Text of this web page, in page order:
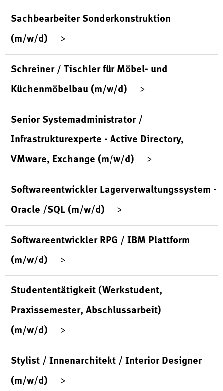
Sachbearbeiter Sonderkonstruktion
(m/w/d)
Schreiner / Tischler für Möbel- und
Küchenmöbelbau (m/w/d)
Senior Systemadministrator /
Infrastrukturexperte - Active Directory,
VMware, Exchange (m/w/d)
Softwareentwickler Lagerverwaltungssystem -
Oracle /SQL (m/w/d)
Softwareentwickler RPG / IBM Plattform
(m/w/d)
Studententätigkeit (Werkstudent,
Praxissemester, Abschlussarbeit)
(m/w/d)
Stylist / Innenarchitekt / Interior Designer
(m/w/d)